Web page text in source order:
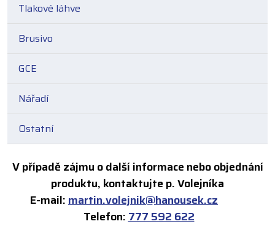
Tlakové láhve
Brusivo
GCE
Nářadí
Ostatní
V případě zájmu o další informace nebo objednání
produktu, kontaktujte p. Volejníka
E-mail:martin.volejnik@hanousek.cz
Telefon:777 592 622